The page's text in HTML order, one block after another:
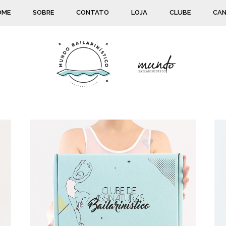
SOBRE CONTATO LOJA CLUBE